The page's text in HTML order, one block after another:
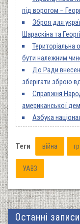
під ворогом –
Зброя для
Шараскіна та
Територіальна
бути належним
До Ради
зберігати зброю
Справжня
американської
Азбука
Теги війна
УАВЗ
Останні записи